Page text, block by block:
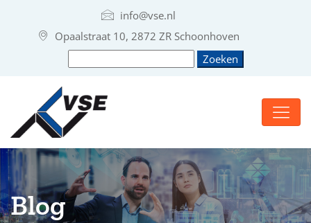
info@vse.nl
Opaalstraat 10, 2872 ZR Schoonhoven
Blog